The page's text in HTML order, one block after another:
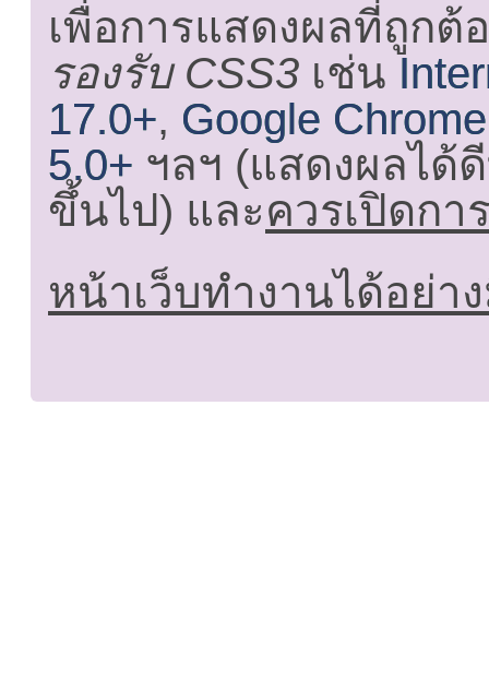
เพื่อการแสดงผลที่ถูกต้
รองรับ CSS3 เช่น
17.0+, Google
5.0+ ฯลฯ (แสดงผลได้
ขึ้นไป) และควรเปิดกา
หน้าเว็บทำงานได้อย่า